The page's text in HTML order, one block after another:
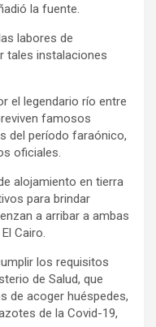
la fuente.
labores de
tales instalaciones
el legendario río entre
famosos
del período faraónico,
oficiales.
alojamiento en tierra
para brindar
a arribar a ambas
Cairo.
los requisitos
de Salud, que
de acoger huéspedes,
de la Covid-19,